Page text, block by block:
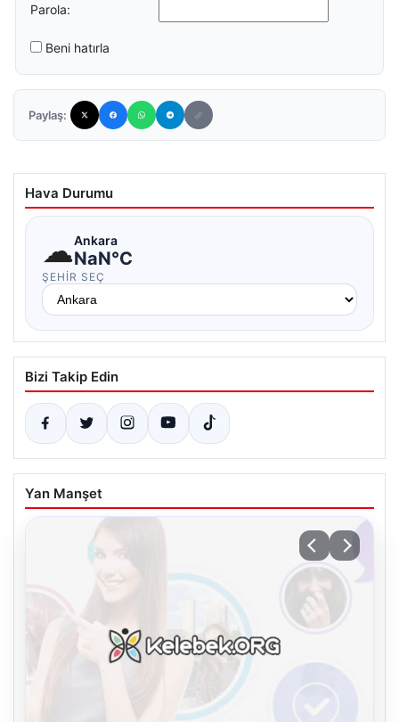
Parola:
Beni hatırla
Paylaş:
Hava Durumu
☁Ankara
NaN°C
ŞEHIR SEÇ
Bizi Takip Edin
Yan Manşet